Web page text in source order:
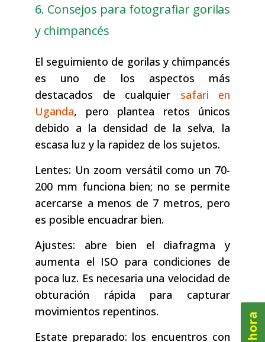
6. Consejos para fotografiar gorilas
y chimpancés
El seguimiento de gorilas y chimpancés
es uno de los aspectos más
destacados de cualquier safari en
Uganda, pero plantea retos únicos
debido a la densidad de la selva, la
escasa luz y la rapidez de los sujetos.
Lentes: Un zoom versátil como un 70-
200 mm funciona bien; no se permite
acercarse a menos de 7 metros, pero
es posible encuadrar bien.
Ajustes: abre bien el diafragma y
aumenta el ISO para condiciones de
poca luz. Es necesaria una velocidad de
obturación rápida para capturar
movimientos repentinos.
Estate preparado: los encuentros con